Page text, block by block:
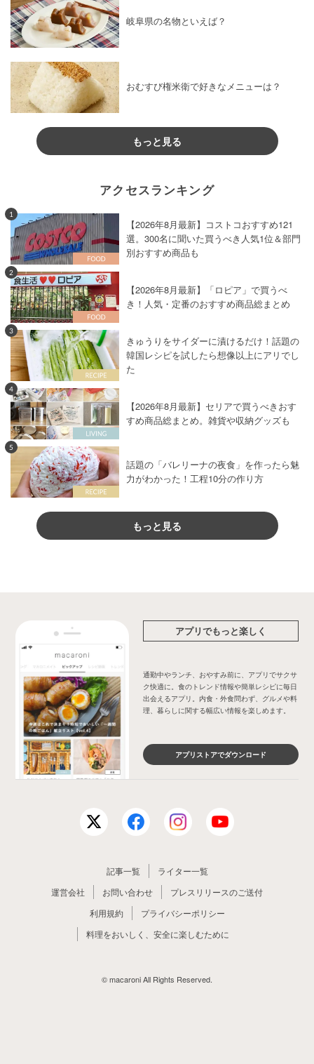
岐阜県の名物といえば？
おむすび権米衛で好きなメニューは？
もっと見る
アクセスランキング
1
【2026年8月最新】コストコおすすめ121
選。300名に聞いた買うべき人気1位＆部門
別おすすめ商品も
2
【2026年8月最新】「ロピア」で買うべ
き！人気・定番のおすすめ商品総まとめ
3
きゅうりをサイダーに漬けるだけ！話題の
韓国レシピを試したら想像以上にアリでし
た
4
【2026年8月最新】セリアで買うべきおす
すめ商品総まとめ。雑貨や収納グッズも
5
話題の「バレリーナの夜食」を作ったら魅
力がわかった！工程10分の作り方
もっと見る
アプリでもっと楽しく
通勤中やランチ、おやすみ前に、アプリでサクサ
ク快適に。食のトレンド情報や簡単レシピに毎日
出会えるアプリ。内食・外食問わず、グルメや料
理、暮らしに関する幅広い情報を楽しめます。
アプリストアでダウンロード
記事一覧
ライター一覧
運営会社
お問い合わせ
プレスリリースのご送付
利用規約
プライバシーポリシー
料理をおいしく、安全に楽しむために
© macaroni All Rights Reserved.